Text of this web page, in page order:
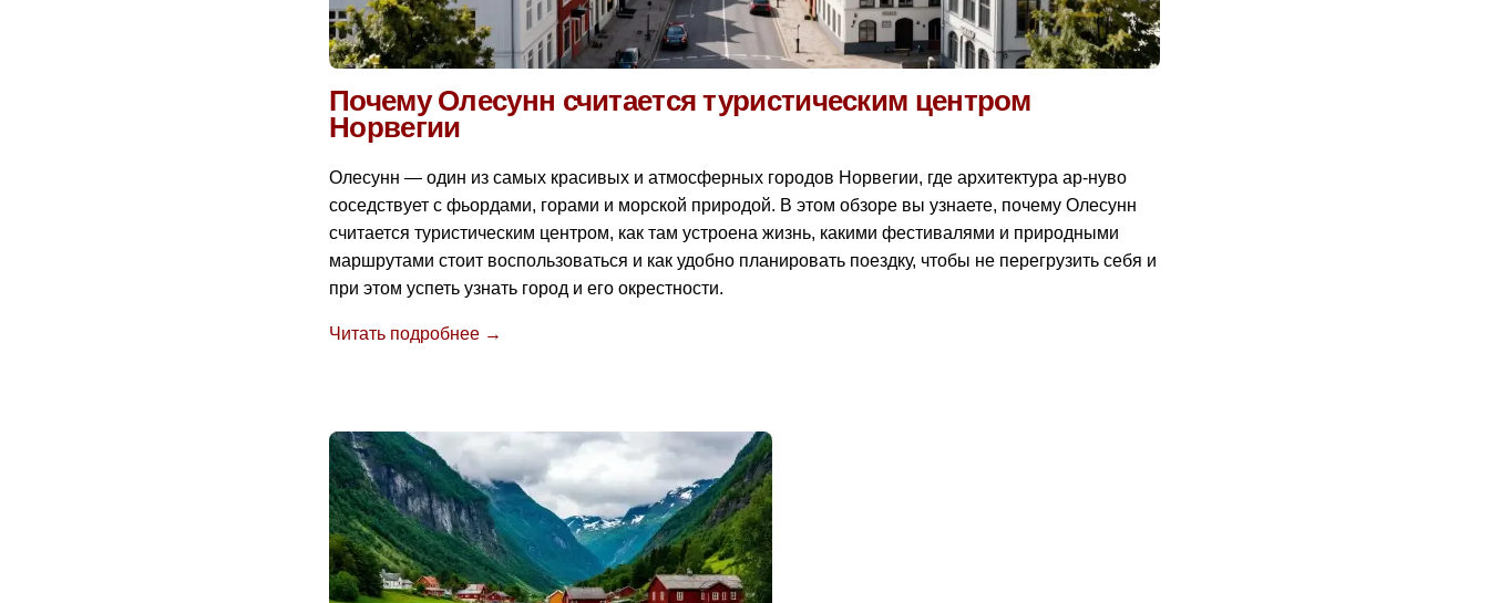
Почему Олесунн считается туристическим центром
Норвегии
Олесунн — один из самых красивых и атмосферных городов Норвегии, где архитектура ар-нуво
соседствует с фьордами, горами и морской природой. В этом обзоре вы узнаете, почему Олесунн
считается туристическим центром, как там устроена жизнь, какими фестивалями и природными
маршрутами стоит воспользоваться и как удобно планировать поездку, чтобы не перегрузить себя и
при этом успеть узнать город и его окрестности.
Читать подробнее →